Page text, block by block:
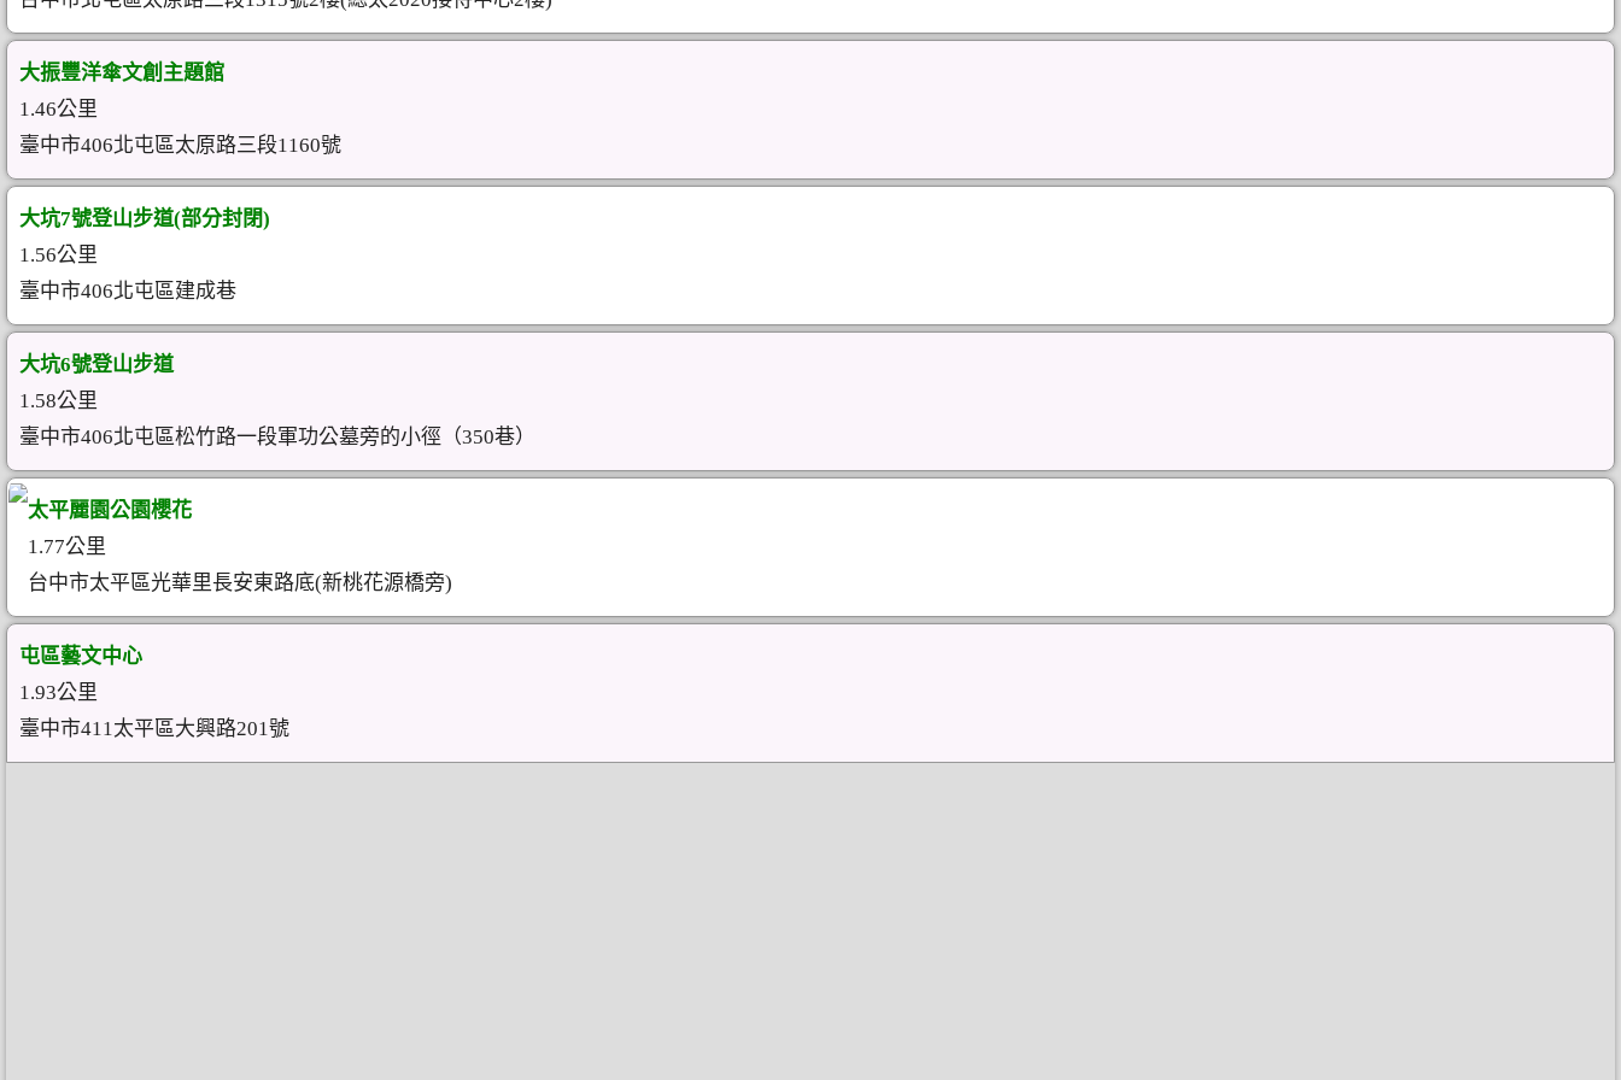
大振豐洋傘文創主題館
1.46公里
臺中市406北屯區太原路三段1160號
大坑7號登山步道(部分封閉)
1.56公里
臺中市406北屯區建成巷
大坑6號登山步道
1.58公里
臺中市406北屯區松竹路一段軍功公墓旁的小徑（350巷）
太平麗園公園櫻花
1.77公里
台中市太平區光華里長安東路底(新桃花源橋旁)
屯區藝文中心
1.93公里
臺中市411太平區大興路201號